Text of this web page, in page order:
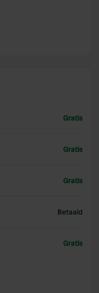
Gratis
Gratis
Gratis
Betaald
Gratis